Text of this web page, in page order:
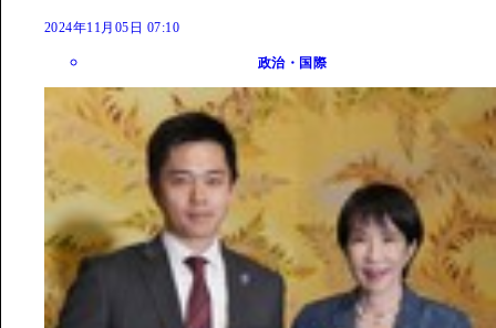
2024年11月05日 07:10
政治・国際